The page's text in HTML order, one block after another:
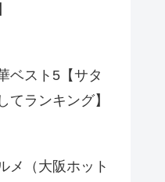
ベスト5【サタ
てランキング】
メ（大阪ホット